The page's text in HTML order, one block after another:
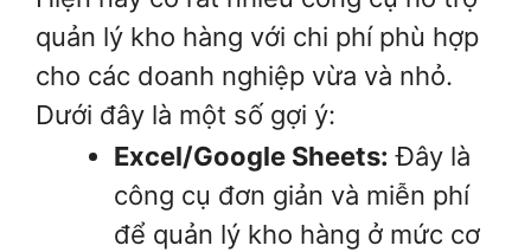
quản lý kho hàng với chi phí phù hợp
cho các doanh nghiệp vừa và nhỏ.
Dưới đây là một số gợi ý:
Excel/Google Sheets: Đây là
công cụ đơn giản và miễn phí
để quản lý kho hàng ở mức cơ